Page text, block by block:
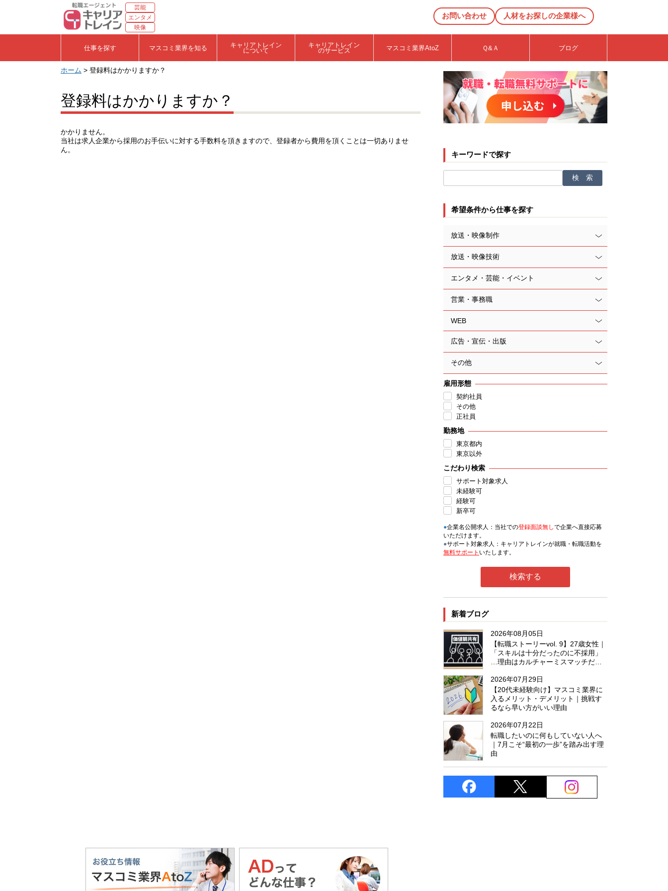
芸能
エンタメ
映像
お問い合わせ 人材をお探しの企業様へ
仕事を探す マスコミ業界を知る キャリアトレイン
について
キャリアトレイン
のサービス マスコミ業界AtoZ Ｑ&Ａ ブログ
ホーム > 登録料はかかりますか？
登録料はかかりますか？
かかりません。
当社は求人企業から採用のお手伝いに対する手数料を頂きますので、登録者から費用を頂くことは一切ありませ
ん。
キーワードで探す
希望条件から仕事を探す
放送・映像制作
放送・映像技術
エンタメ・芸能・イベント
営業・事務職
WEB
広告・宣伝・出版
その他
雇用形態
契約社員
その他
正社員
勤務地
東京都内
東京以外
こだわり検索
サポート対象求人
未経験可
経験可
新卒可
●企業名公開求人：当社での登録面談無しで企業へ直接応募
いただけます。
●サポート対象求人：キャリアトレインが就職・転職活動を
無料サポート いたします。
新着ブログ
2026年08月05日
【転職ストーリーvol. 9】27歳女性｜
「スキルは十分だったのに不採用」
…理由はカルチャーミスマッチだっ
2026年07月29日
【20代未経験向け】マスコミ業界に
入るメリット・デメリット｜挑戦す
るなら早い方がいい理由
2026年07月22日
転職したいのに何もしていない人へ
｜7月こそ“最初の一歩”を踏み出す理
由